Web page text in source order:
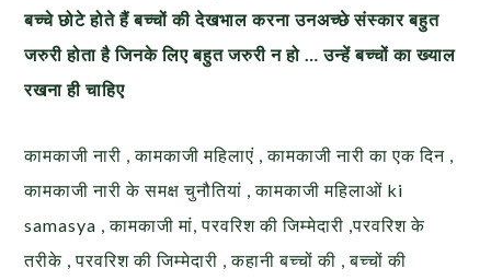
बच्चे छोटे होते हैं बच्चों की देखभाल करना उनअच्छे संस्कार बहुत
जरुरी होता है जिनके लिए बहुत जरुरी न हो … उन्हें बच्चों का ख्याल
रखना ही चाहिए
कामकाजी नारी , कामकाजी महिलाएं , कामकाजी नारी का एक दिन ,
कामकाजी नारी के समक्ष चुनौतियां , कामकाजी महिलाओं ki
samasya , कामकाजी मां, परवरिश की जिम्मेदारी ,परवरिश के
तरीके , परवरिश की जिम्मेदारी , कहानी बच्चों की , बच्चों की